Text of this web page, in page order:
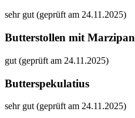
sehr gut (geprüft am 24.11.2025)
Butterstollen mit Marzipan
gut (geprüft am 24.11.2025)
Butterspekulatius
sehr gut (geprüft am 24.11.2025)